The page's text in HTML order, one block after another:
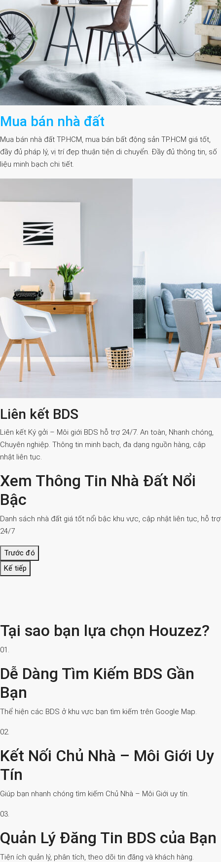
Mua bán nhà đất
Mua bán nhà đất TP.HCM, mua bán bất động sản TP.HCM giá tốt,
đầy đủ pháp lý, vị trí đẹp thuận tiện di chuyển. Đầy đủ thông tin, số
liệu minh bạch chi tiết.
Liên kết BDS
Liên kết Ký gởi – Môi giới BDS hỗ trợ 24/7. An toàn, Nhanh chóng,
Chuyên nghiệp. Thông tin minh bạch, đa dạng nguồn hàng, cập
nhật liên tục.
Xem Thông Tin Nhà Đất Nổi
Bậc
Danh sách nhà đất giá tốt nổi bậc khu vực, cập nhật liên tục, hỗ trợ
24/7
Trước đó
Kế tiếp
Tại sao bạn lựa chọn Houzez?
01.
Dễ Dàng Tìm Kiếm BDS Gần
Bạn
Thể hiện các BDS ở khu vực bạn tìm kiếm trên Google Map.
02.
Kết Nối Chủ Nhà – Môi Giới Uy
Tín
Giúp bạn nhanh chóng tìm kiếm Chủ Nhà – Môi Giới uy tín.
03.
Quản Lý Đăng Tin BDS của Bạn
Tiện ích quản lý, phân tích, theo dõi tin đăng và khách hàng.